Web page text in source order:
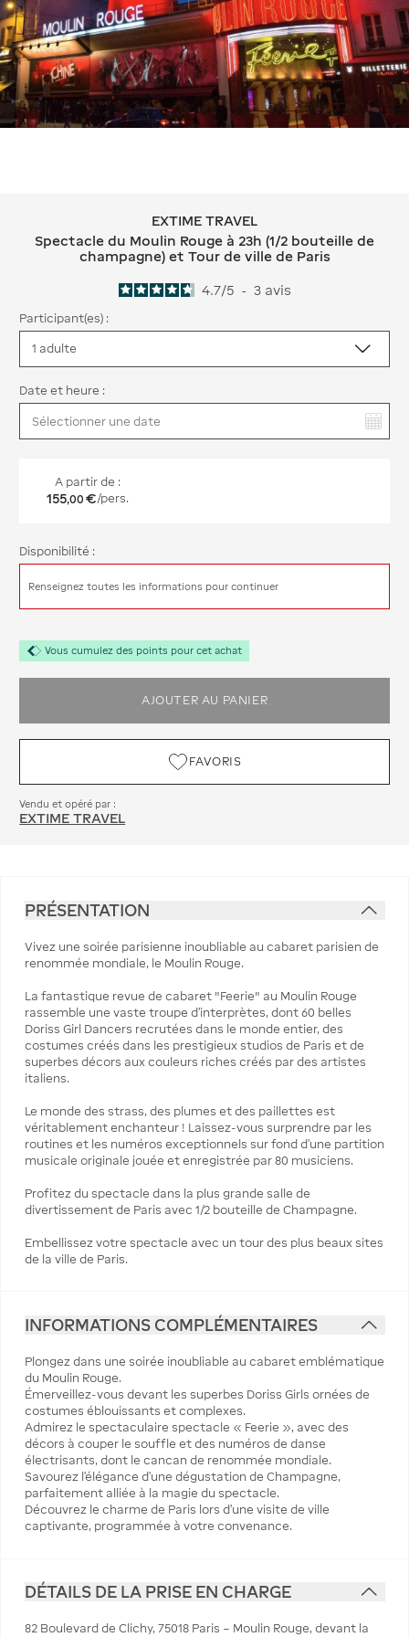
EXTIME TRAVEL Spectacle du
EXTIME TRAVEL
Spectacle du Moulin Rouge à 23h (1/2 bouteille de
champagne) et Tour de ville de Paris
4.7/5 - 3 avis
Participant(es) :
Date et heure :
A partir de :
155,00 €/pers.
Disponibilité :
Renseignez toutes les informations pour continuer
Vous cumulez des points pour cet achat
AJOUTER AU PANIER
FAVORIS
Vendu et opéré par :
EXTIME TRAVEL
PRÉSENTATION
Vivez une soirée parisienne inoubliable au cabaret parisien de
renommée mondiale, le Moulin Rouge.
La fantastique revue de cabaret "Feerie" au Moulin Rouge
rassemble une vaste troupe d'interprètes, dont 60 belles
Doriss Girl Dancers recrutées dans le monde entier, des
costumes créés dans les prestigieux studios de Paris et de
superbes décors aux couleurs riches créés par des artistes
italiens.
Le monde des strass, des plumes et des paillettes est
véritablement enchanteur ! Laissez-vous surprendre par les
routines et les numéros exceptionnels sur fond d'une partition
musicale originale jouée et enregistrée par 80 musiciens.
Profitez du spectacle dans la plus grande salle de
divertissement de Paris avec 1/2 bouteille de Champagne.
Embellissez votre spectacle avec un tour des plus beaux sites
de la ville de Paris.
INFORMATIONS COMPLÉMENTAIRES
Plongez dans une soirée inoubliable au cabaret emblématique
du Moulin Rouge.
Émerveillez-vous devant les superbes Doriss Girls ornées de
costumes éblouissants et complexes.
Admirez le spectaculaire spectacle « Feerie », avec des
décors à couper le souffle et des numéros de danse
électrisants, dont le cancan de renommée mondiale.
Savourez l’élégance d’une dégustation de Champagne,
parfaitement alliée à la magie du spectacle.
Découvrez le charme de Paris lors d'une visite de ville
captivante, programmée à votre convenance.
DÉTAILS DE LA PRISE EN CHARGE
82 Boulevard de Clichy, 75018 Paris – Moulin Rouge, devant la